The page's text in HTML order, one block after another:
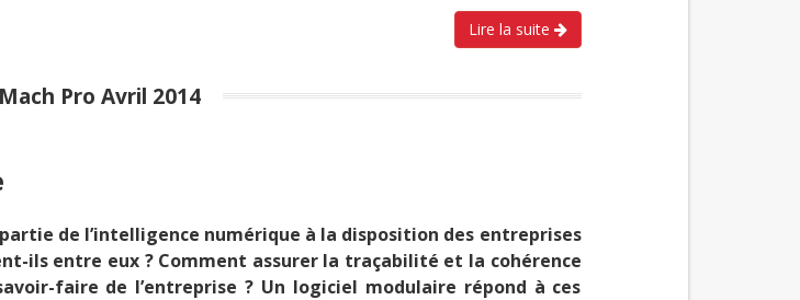
Lire la suite
Pro Avril 2014
partie de l’intelligence numérique à la disposition des entreprises
ils entre eux ? Comment assurer la traçabilité et la cohérence
faire de l’entreprise ? Un logiciel modulaire répond à ces